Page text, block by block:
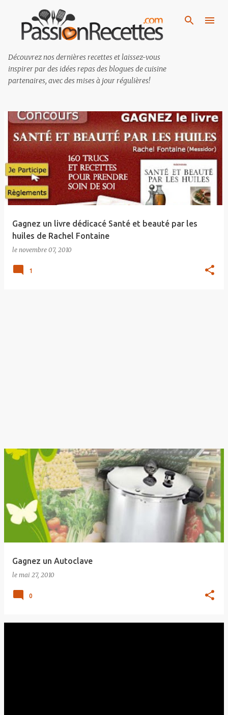
Passer au contenu principal
Découvrez nos dernières recettes et laissez-vous
inspirer par des idées repas des blogues de cuisine
partenaires, avec des mises à jour régulières!
M
s
a
g
Gagnez un livre dédicacé Santé et beauté par les
huiles de Rachel Fontaine
le novembre 07, 2010
1
Gagnez un Autoclave
le mai 27, 2010
0